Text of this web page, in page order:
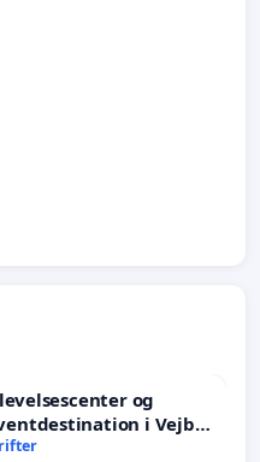
og
i Vejby
lokalområde i